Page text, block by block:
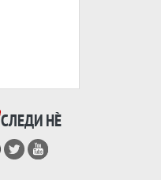
СЛЕДИ НÈ